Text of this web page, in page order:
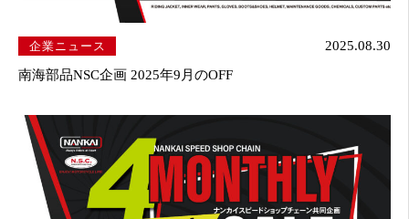
企業ニュース
2025.08.30
南海部品NSC企画 2025年9月のOFF